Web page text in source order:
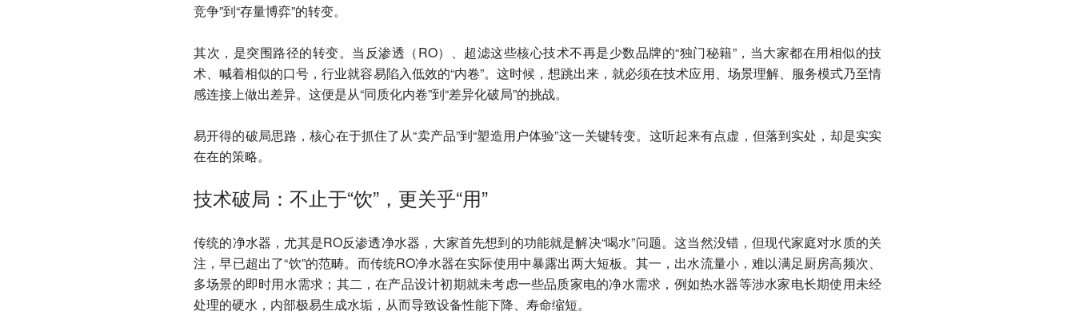
竞争”到“存量博弈”的转变。
其次，是突围路径的转变。当反渗透（RO）、超滤这些核心技术不再是少数品牌的“独门秘籍”，当大家都在用相似的技
术、喊着相似的口号，行业就容易陷入低效的“内卷”。这时候，想跳出来，就必须在技术应用、场景理解、服务模式乃至情
感连接上做出差异。这便是从“同质化内卷”到“差异化破局”的挑战。
易开得的破局思路，核心在于抓住了从“卖产品”到“塑造用户体验”这一关键转变。这听起来有点虚，但落到实处，却是实实
在在的策略。
技术破局：不止于“饮”，更关乎“用”
传统的净水器，尤其是RO反渗透净水器，大家首先想到的功能就是解决“喝水”问题。这当然没错，但现代家庭对水质的关
注，早已超出了“饮”的范畴。而传统RO净水器在实际使用中暴露出两大短板。其一，出水流量小，难以满足厨房高频次、
多场景的即时用水需求；其二，在产品设计初期就未考虑一些品质家电的净水需求，例如热水器等涉水家电长期使用未经
处理的硬水，内部极易生成水垢，从而导致设备性能下降、寿命缩短。